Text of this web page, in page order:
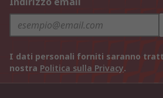
I dati personali forniti saranno
nostra Politica sulla Privacy.